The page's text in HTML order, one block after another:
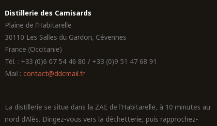
Distillerie des Camisards
Plaine de l’Habitarelle
30110 Les Salles du Gardon, Cévennes
France (Occitanie)
Tél. : +33 (0)6 07 54 46 80 / +33 (0)9 51 47 68 91
Mail : contact@ddcmail.fr
La distillerie se situe dans la ZAE de l’Habitarelle, à 10 minutes au
nord d’Alès. Dirigez-vous vers la déchetterie, puis rapprochez-